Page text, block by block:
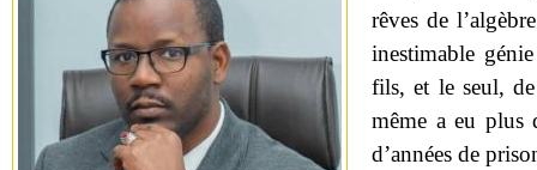
rêves de
inestimable
fils, et le seul,
même a eu plus
d’années de